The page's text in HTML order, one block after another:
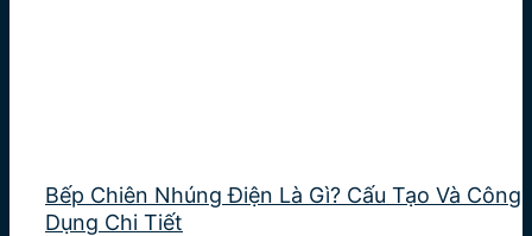
Bếp Chiên Nhúng Điện Là Gì? Cấu Tạo Và Công
Dụng Chi Tiết